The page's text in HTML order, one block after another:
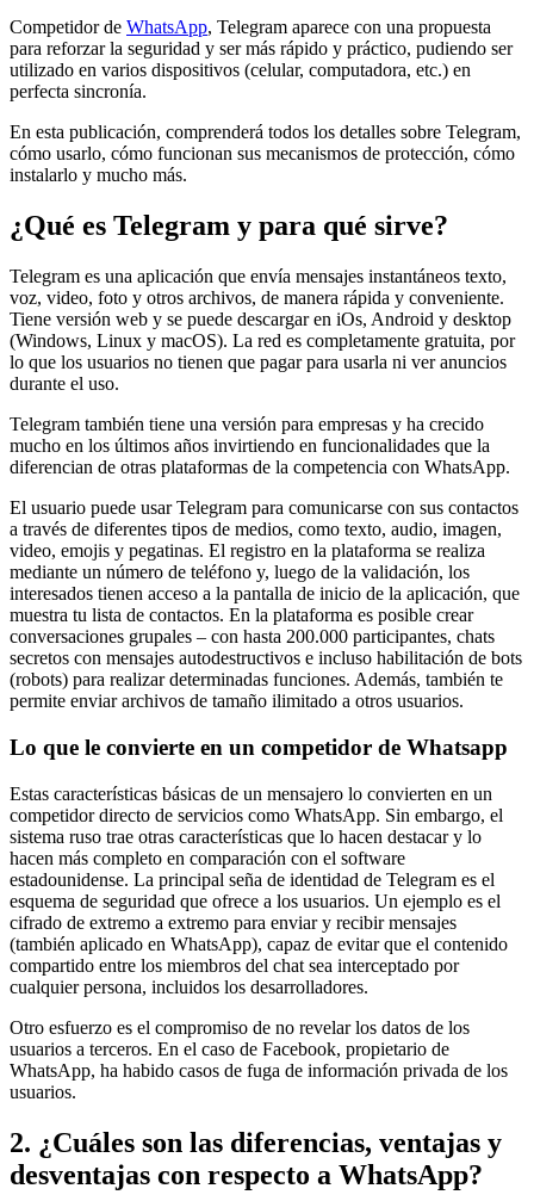
Competidor de WhatsApp, Telegram aparece con una propuesta
para reforzar la seguridad y ser más rápido y práctico, pudiendo ser
utilizado en varios dispositivos (celular, computadora, etc.) en
perfecta sincronía.
En esta publicación, comprenderá todos los detalles sobre Telegram,
cómo usarlo, cómo funcionan sus mecanismos de protección, cómo
instalarlo y mucho más.
¿Qué es Telegram y para qué sirve?
Telegram es una aplicación que envía mensajes instantáneos texto,
voz, video, foto y otros archivos, de manera rápida y conveniente.
Tiene versión web y se puede descargar en iOs, Android y desktop
(Windows, Linux y macOS). La red es completamente gratuita, por
lo que los usuarios no tienen que pagar para usarla ni ver anuncios
durante el uso.
Telegram también tiene una versión para empresas y ha crecido
mucho en los últimos años invirtiendo en funcionalidades que la
diferencian de otras plataformas de la competencia con WhatsApp.
El usuario puede usar Telegram para comunicarse con sus contactos
a través de diferentes tipos de medios, como texto, audio, imagen,
video, emojis y pegatinas. El registro en la plataforma se realiza
mediante un número de teléfono y, luego de la validación, los
interesados ​​tienen acceso a la pantalla de inicio de la aplicación, que
muestra tu lista de contactos. En la plataforma es posible crear
conversaciones grupales – con hasta 200.000 participantes, chats
secretos con mensajes autodestructivos e incluso habilitación de bots
(robots) para realizar determinadas funciones. Además, también te
permite enviar archivos de tamaño ilimitado a otros usuarios.
Lo que le convierte en un competidor de Whatsapp
Estas características básicas de un mensajero lo convierten en un
competidor directo de servicios como WhatsApp. Sin embargo, el
sistema ruso trae otras características que lo hacen destacar y lo
hacen más completo en comparación con el software
estadounidense. La principal seña de identidad de Telegram es el
esquema de seguridad que ofrece a los usuarios. Un ejemplo es el
cifrado de extremo a extremo para enviar y recibir mensajes
(también aplicado en WhatsApp), capaz de evitar que el contenido
compartido entre los miembros del chat sea interceptado por
cualquier persona, incluidos los desarrolladores.
Otro esfuerzo es el compromiso de no revelar los datos de los
usuarios a terceros. En el caso de Facebook, propietario de
WhatsApp, ha habido casos de fuga de información privada de los
usuarios.
2. ¿Cuáles son las diferencias, ventajas y
desventajas con respecto a WhatsApp?